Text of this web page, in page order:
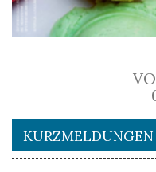
KURZMELDUNGEN